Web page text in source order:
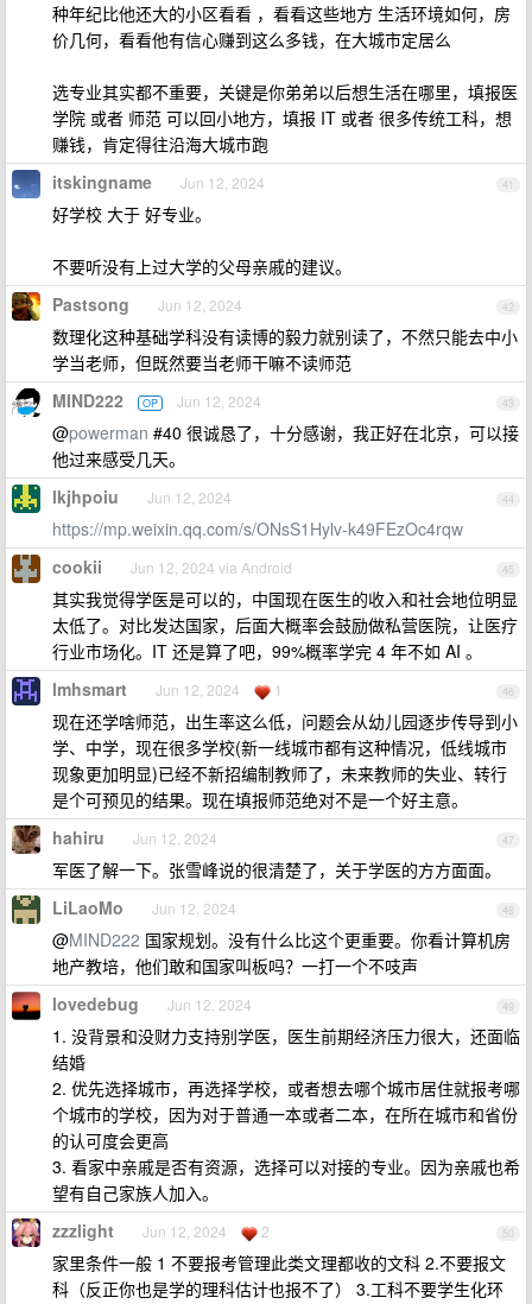
种年纪比他还大的小区看看 ，看看这些地方 生活环境如何，房
价几何，看看他有信心赚到这么多钱，在大城市定居么
选专业其实都不重要，关键是你弟弟以后想生活在哪里，填报医
学院 或者 师范 可以回小地方，填报 IT 或者 很多传统工科，想
赚钱，肯定得往沿海大城市跑
41
itskingname Jun 12, 2024
好学校 大于 好专业。
不要听没有上过大学的父母亲戚的建议。
42
Pastsong Jun 12, 2024
数理化这种基础学科没有读博的毅力就别读了，不然只能去中小
学当老师，但既然要当老师干嘛不读师范
43
MIND222 OP Jun 12, 2024
@powerman #40 很诚恳了，十分感谢，我正好在北京，可以接
他过来感受几天。
44
lkjhpoiu Jun 12, 2024
https://mp.weixin.qq.com/s/ONsS1Hylv-k49FEzOc4rqw
45
cookii Jun 12, 2024 via Android
其实我觉得学医是可以的，中国现在医生的收入和社会地位明显
太低了。对比发达国家，后面大概率会鼓励做私营医院，让医疗
行业市场化。IT 还是算了吧，99%概率学完 4 年不如 AI 。
46
lmhsmart Jun 12, 2024 1
现在还学啥师范，出生率这么低，问题会从幼儿园逐步传导到小
学、中学，现在很多学校(新一线城市都有这种情况，低线城市
现象更加明显)已经不新招编制教师了，未来教师的失业、转行
是个可预见的结果。现在填报师范绝对不是一个好主意。
47
hahiru Jun 12, 2024
军医了解一下。张雪峰说的很清楚了，关于学医的方方面面。
48
LiLaoMo Jun 12, 2024
@MIND222 国家规划。没有什么比这个更重要。你看计算机房
地产教培，他们敢和国家叫板吗？一打一个不吱声
49
lovedebug Jun 12, 2024
1. 没背景和没财力支持别学医，医生前期经济压力很大，还面临
结婚
2. 优先选择城市，再选择学校，或者想去哪个城市居住就报考哪
个城市的学校，因为对于普通一本或者二本，在所在城市和省份
的认可度会更高
3. 看家中亲戚是否有资源，选择可以对接的专业。因为亲戚也希
望有自己家族人加入。
50
zzzlight Jun 12, 2024 2
家里条件一般 1 不要报考管理此类文理都收的文科 2.不要报文
科（反正你也是学的理科估计也报不了） 3.工科不要学生化环